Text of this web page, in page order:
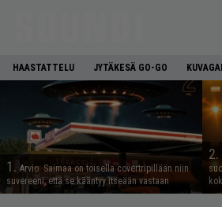
HAASTATTELU JYTÄKESÄ GO-GO
1. Arvio: Saimaa on toisella covertripillään niin
suvereeni, että se kääntyy itseään vastaan
2.